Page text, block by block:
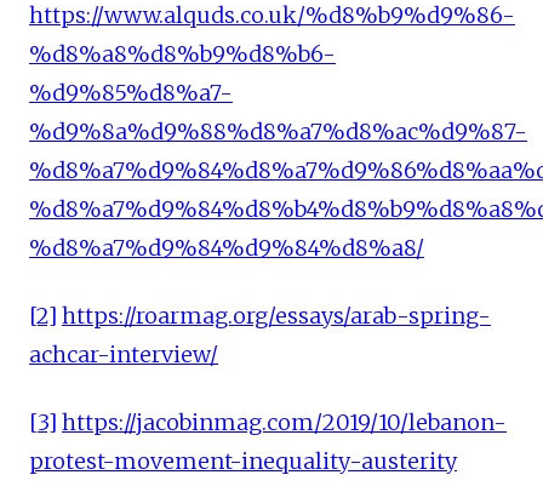
https://www.alquds.co.uk/%d8%b9%d9%86-
%d8%a8%d8%b9%d8%b6-
%d9%85%d8%a7-
%d9%8a%d9%88%d8%a7%d8%ac%d9%87-
%d8%a7%d9%84%d9%84%d8%a8/
[2] https://roarmag.org/essays/arab-spring-
achcar-interview/
[3] https://jacobinmag.com/2019/10/lebanon-
protest-movement-inequality-austerity